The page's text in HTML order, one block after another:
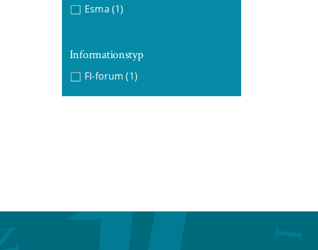
Esma (1)
Informationstyp
FI-forum (1)